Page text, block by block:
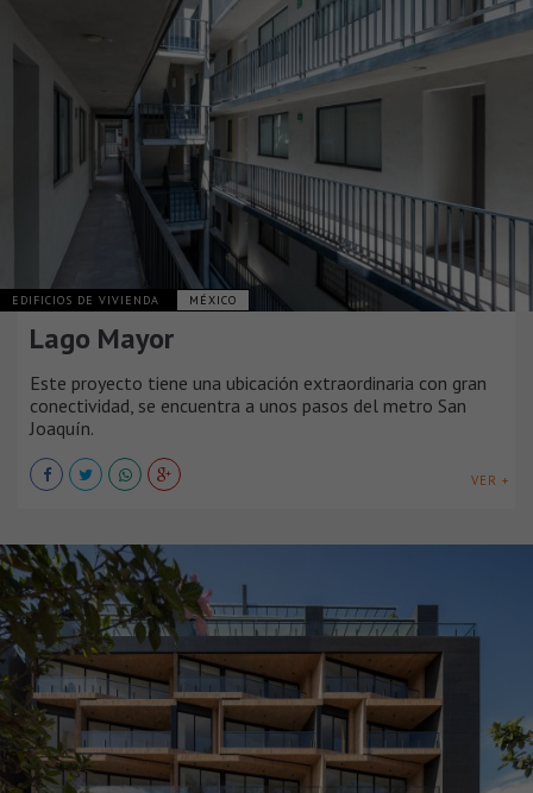
EDIFICIOS DE VIVIENDA MÉXICO
Lago Mayor
Este proyecto tiene una ubicación extraordinaria con gran
conectividad, se encuentra a unos pasos del metro San
Joaquín.
VER +